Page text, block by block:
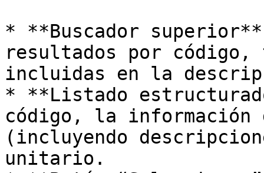
* **Buscador
resultados por
incluidas en la
* **Listado
código, la
(incluyendo
unitario.